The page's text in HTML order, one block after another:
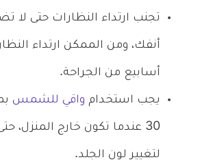
تجنب ارتداء النظارات حتى لا
أسابيع من الجراحة.
يجب استخدام واقي للشمس
30 عندما تكون خارج المنزل،
لتغيير لون الجلد.